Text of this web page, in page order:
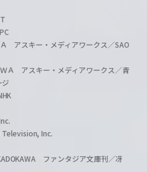
アスキー・メディアワークス／SAO
Ａ アスキー・メディアワークス／青
Inc.
ファンタジア文庫刊／冴